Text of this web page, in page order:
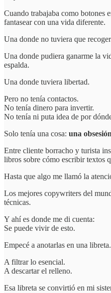
Cuando trabajaba como botones
fantasear con una vida diferente.
Una donde no tuviera que
Una donde pudiera ganarme la
espalda.
Una donde tuviera libertad.
Pero no tenía contactos.
No tenía dinero para invertir.
No tenía ni puta idea de por
Solo tenía una cosa: una
Entre cliente borracho y turista
libros sobre cómo escribir textos
Hasta que algo me llamó la
Los mejores copywriters del
técnicas.
Y ahí es donde me di cuenta:
Se puede vivir de esto.
Empecé a anotarlas en una libreta.
A filtrar lo esencial.
A descartar el relleno.
Esa libreta se convirtió en mi